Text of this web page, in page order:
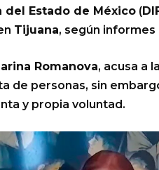
del Estado de México (
Tijuana, según informes
Romanova, acusa a
de personas, sin
y propia voluntad.